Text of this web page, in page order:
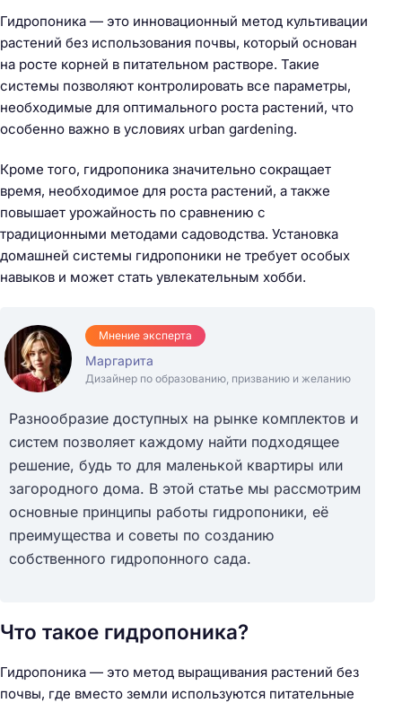
Гидропоника — это инновационный метод культивации
растений без использования почвы, который основан
на росте корней в питательном растворе. Такие
системы позволяют контролировать все параметры,
необходимые для оптимального роста растений, что
особенно важно в условиях urban gardening.
Кроме того, гидропоника значительно сокращает
время, необходимое для роста растений, а также
повышает урожайность по сравнению с
традиционными методами садоводства. Установка
домашней системы гидропоники не требует особых
навыков и может стать увлекательным хобби.
Мнение эксперта
Маргарита
Дизайнер по образованию, призванию и желанию
Разнообразие доступных на рынке комплектов и
систем позволяет каждому найти подходящее
решение, будь то для маленькой квартиры или
загородного дома. В этой статье мы рассмотрим
основные принципы работы гидропоники, её
преимущества и советы по созданию
собственного гидропонного сада.
Что такое гидропоника?
Гидропоника — это метод выращивания растений без
почвы, где вместо земли используются питательные